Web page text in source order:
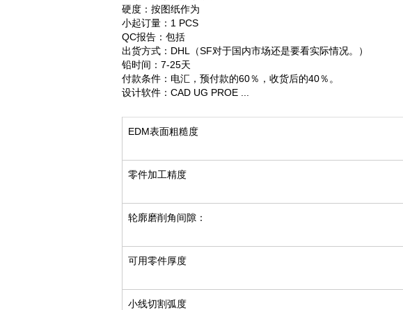
硬度：按图纸作为
小起订量：1 PCS
QC报告：包括
出货方式：DHL（SF对于国内市场还是要看实际情况。）
铅时间：7-25天
付款条件：电汇，预付款的60％，收货后的40％。
设计软件：CAD UG PROE ...
EDM表面粗糙度
零件加工精度
轮廓磨削角间隙：
可用零件厚度
小线切割弧度